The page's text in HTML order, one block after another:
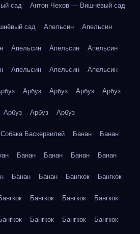
сад Антон Чехов — Вишнёвый сад
сад Апельсин Апельсин
Апельсин Апельсин Апельсин
Апельсин Апельсин Апельсин
Арбуз Арбуз Арбуз Арбуз
Арбуз Арбуз Арбуз
Баскервилей Банан Банан
Банан Банан Банан Банан
Банан Банан Бангкок Бангкок
Бангкок Бангкок Бангкок
Бангкок Бангкок Бангкок